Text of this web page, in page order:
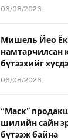
06/08/2026
Мишель Йео
намтарчилсан
бүтээхийг
06/08/2026
“Маск”
шилийн сайн
бүтээж байна